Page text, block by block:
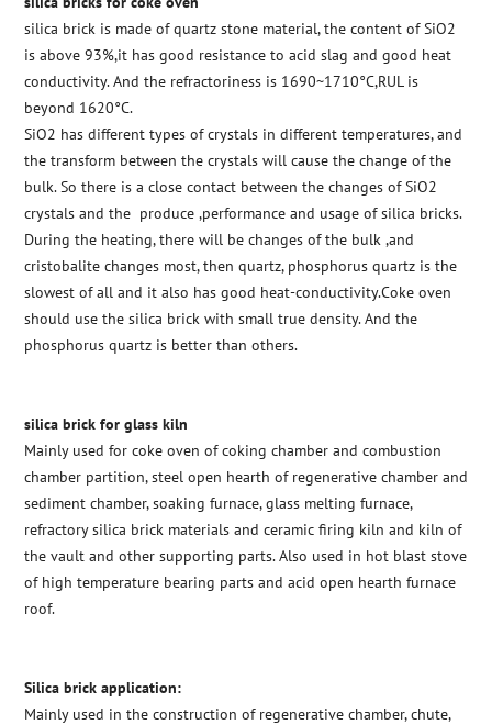
silica brick is made of quartz stone material, the content of SiO2
is above 93%,it has good resistance to acid slag and good heat
conductivity. And the refractoriness is 1690~1710°C,RUL is
beyond 1620°C.
SiO2 has different types of crystals in different temperatures, and
the transform between the crystals will cause the change of the
bulk. So there is a close contact between the changes of SiO2
crystals and the produce ,performance and usage of silica bricks.
During the heating, there will be changes of the bulk ,and
cristobalite changes most, then quartz, phosphorus quartz is the
slowest of all and it also has good heat-conductivity.Coke oven
should use the silica brick with small true density. And the
phosphorus quartz is better than others.
silica brick for glass kiln
Mainly used for coke oven of coking chamber and combustion
chamber partition, steel open hearth of regenerative chamber and
sediment chamber, soaking furnace, glass melting furnace,
refractory silica brick materials and ceramic firing kiln and kiln of
the vault and other supporting parts. Also used in hot blast stove
of high temperature bearing parts and acid open hearth furnace
roof.
Silica brick application:
Mainly used in the construction of regenerative chamber, chute,